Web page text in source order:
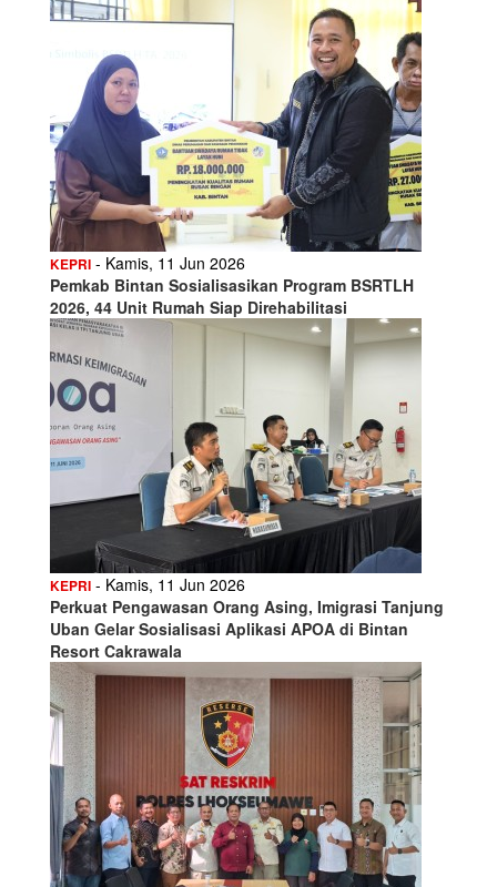
KEPRI - Kamis, 11 Jun 2026
Pemkab Bintan Sosialisasikan Program BSRTLH
2026, 44 Unit Rumah Siap Direhabilitasi
KEPRI - Kamis, 11 Jun 2026
Perkuat Pengawasan Orang Asing, Imigrasi Tanjung
Uban Gelar Sosialisasi Aplikasi APOA di Bintan
Resort Cakrawala